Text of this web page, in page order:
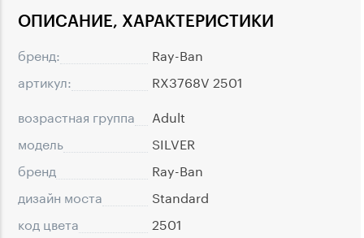
ОПИСАНИЕ, ХАРАКТЕРИСТИКИ
бренд:
Ray-Ban
артикул:
RX3768V 2501
возрастная группа
Adult
модель
SILVER
бренд
Ray-Ban
дизайн моста
Standard
код цвета
2501